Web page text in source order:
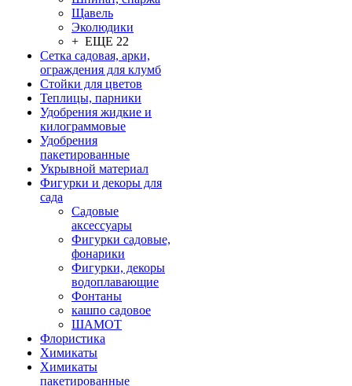
Щавель
Эколюдики
+ ЕЩЕ 22
Сетка садовая, арки,
ограждения для клумб
Стойки для цветов
Теплицы, парники
Удобрения жидкие и
килограммовые
Удобрения
пакетированные
Укрывной материал
Фигурки и декоры для
сада
Садовые
аксессуары
Фигурки садовые,
фонарики
Фигурки, декоры
водоплавающие
Фонтаны
кашпо садовое
ШАМОТ
Флористика
Химикаты
Химикаты
пакетированные